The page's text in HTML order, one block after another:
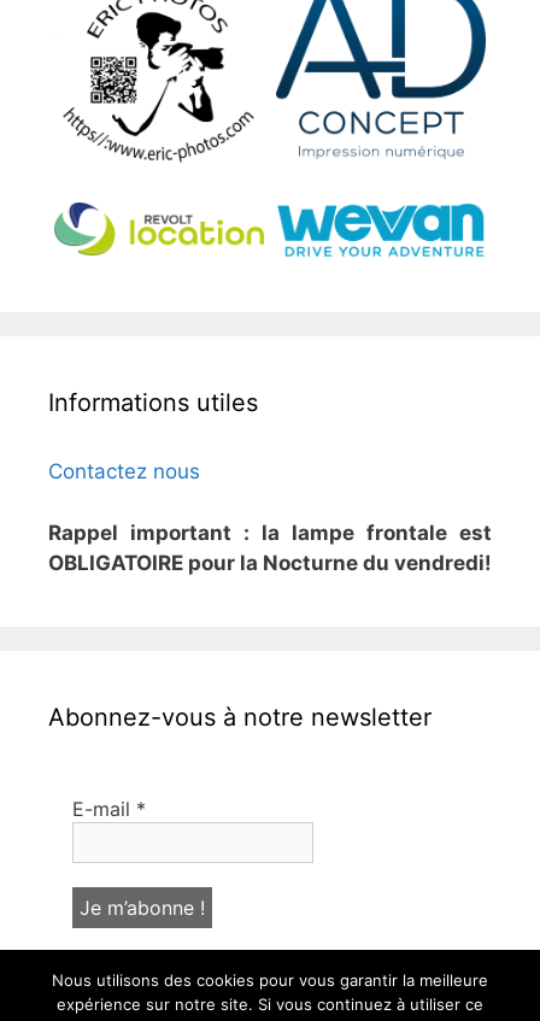
Informations utiles
Contactez nous
Rappel important : la lampe frontale est
OBLIGATOIRE pour la Nocturne du vendredi!
Abonnez-vous à notre newsletter
E-mail *
Nous utilisons des cookies pour vous garantir la meilleure
expérience sur notre site. Si vous continuez à utiliser ce